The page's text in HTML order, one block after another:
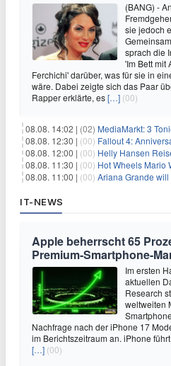
(BANG) -
sie jedoch
sprach die
'Im Bett mit
Ferchichi' darüber, was für sie in
wäre. Dabei zeigte sich das Paar
Rapper erklärte, es[…] (00)
08.08. 14:02 | (02) MediaMarkt: 3
08.08. 12:30 | (00) Fallout 4:
08.08. 12:00 | (00) Helly Hansen
08.08. 11:30 | (00) Hot Wheels Mario
08.08. 11:00 | (00) Ariana Grande will
IT-NEWS
Apple beherrscht 65
Premium-Smartphone-
Im ersten
aktuellen
Research
weltweiten
Nachfrage nach der iPhone 17
im Berichtszeitraum an. iPhone
[…] (00)